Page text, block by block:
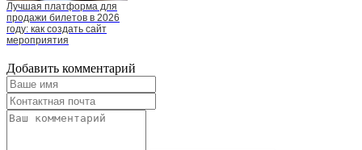
Лучшая платформа для
продажи билетов в 2026
году: как создать сайт
мероприятия
Добавить комментарий